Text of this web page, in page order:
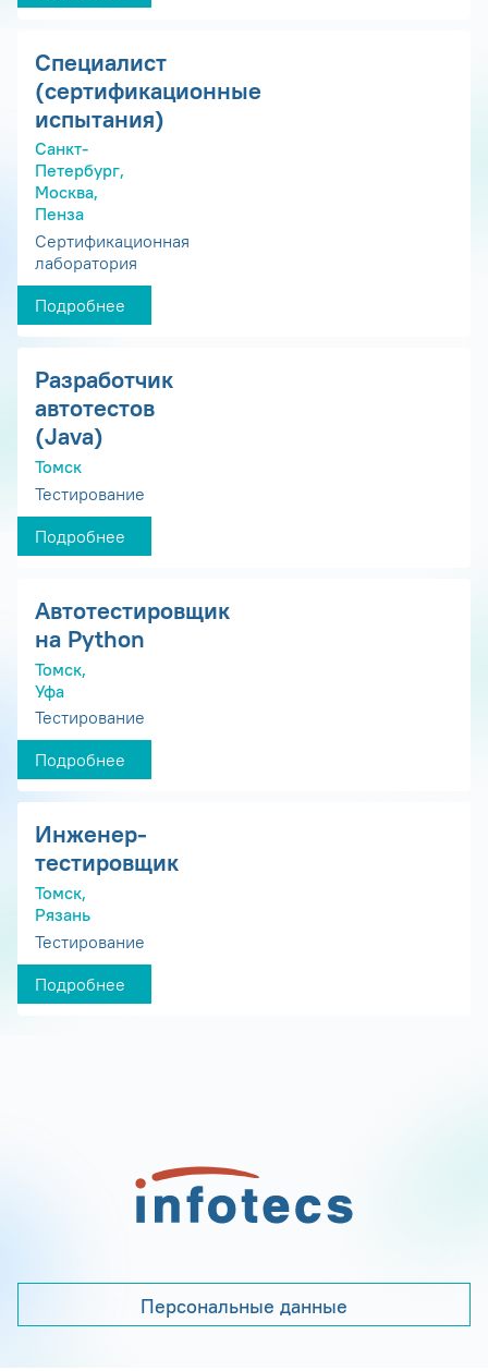
Специалист
(сертификационные
испытания)
Санкт-
Петербург,
Москва,
Пенза
Сертификационная
лаборатория
Подробнее
Разработчик
автотестов
(Java)
Томск
Тестирование
Подробнее
Автотестировщик
на Python
Томск,
Уфа
Тестирование
Подробнее
Инженер-
тестировщик
Томск,
Рязань
Тестирование
Подробнее
Персональные данные